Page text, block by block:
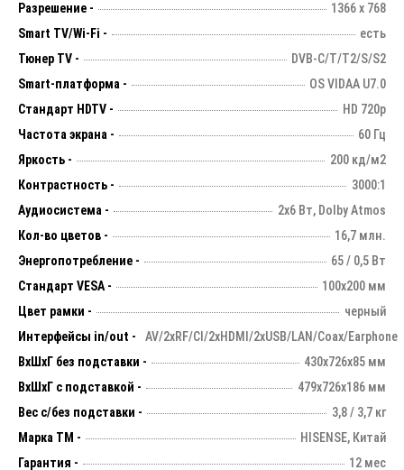
Разрешение -
1366 х 768
Smart TV/Wi-Fi -
есть
Тюнер TV -
DVB-C/T/T2/S/S2
Smart-платформа -
OS VIDAA U7.0
Стандарт HDTV -
HD 720p
Частота экрана -
60 Гц
Яркость -
200 кд/м2
Контрастность -
3000:1
Аудиосистема -
2х6 Вт, Dolby Atmos
Кол-во цветов -
16,7 млн.
Энергопотребление -
65 / 0,5 Вт
Стандарт VESA -
100х200 мм
Цвет рамки -
черный
Интерфейсы in/out -
AV/2хRF/CI/2xHDMI/2xUSB/LAN/Coax/Earphone
ВхШхГ без подставки -
430х726х85 мм
ВхШхГ с подставкой -
479x726x186 мм
Вес с/без подставки -
3,8 / 3,7 кг
Марка ТМ -
HISENSE, Китай
Гарантия -
12 мес